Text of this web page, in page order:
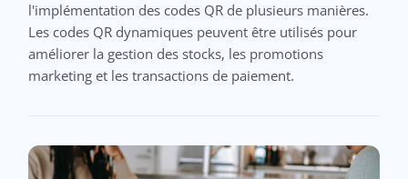
l'implémentation des codes QR de plusieurs manières.
Les codes QR dynamiques peuvent être utilisés pour
améliorer la gestion des stocks, les promotions
marketing et les transactions de paiement.